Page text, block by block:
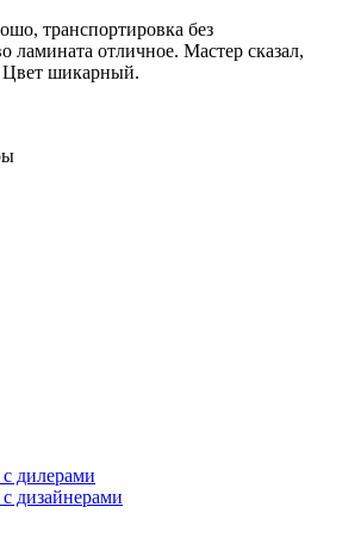
транспортировка без
ламината отличное. Мастер сказал,
Цвет шикарный.
дилерами
дизайнерами